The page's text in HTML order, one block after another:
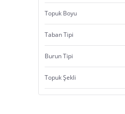
Topuk Boyu
Taban Tipi
Burun Tipi
Topuk Şekli